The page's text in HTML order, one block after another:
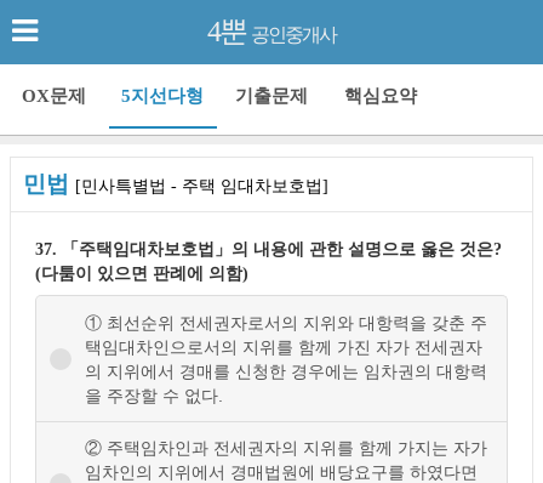
4뿐 공인중개사
OX문제 5지선다형 기출문제 핵심요약
민법 [민사특별법 - 주택 임대차보호법]
37. 「주택임대차보호법」의 내용에 관한 설명으로 옳은 것은?
(다툼이 있으면 판례에 의함)
① 최선순위 전세권자로서의 지위와 대항력을 갖춘 주
택임대차인으로서의 지위를 함께 가진 자가 전세권자
의 지위에서 경매를 신청한 경우에는 임차권의 대항력
을 주장할 수 없다.
② 주택임차인과 전세권자의 지위를 함께 가지는 자가
임차인의 지위에서 경매법원에 배당요구를 하였다면